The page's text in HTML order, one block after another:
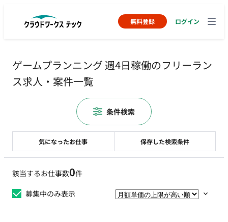
無料登録 ログイン
ゲームプランニング 週4日稼働のフリーラン
ス求人・案件一覧
該当するお仕事数0件
募集中のみ表示
気になったお仕事 保存した検索条件
条件検索